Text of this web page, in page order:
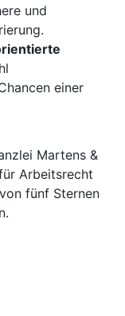
und
einer